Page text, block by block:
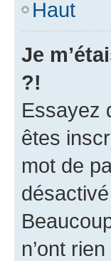
Haut
Je
?!
Essayez
êtes
mot de
n’ont